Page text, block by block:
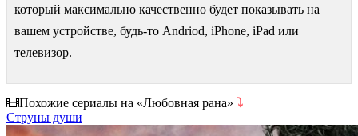
который максимально качественно будет показывать на
вашем устройстве, будь-то Andriod, iPhone, iPad или
телевизор.
Похожие сериалы на «Любовная рана» ⤵
Струны души